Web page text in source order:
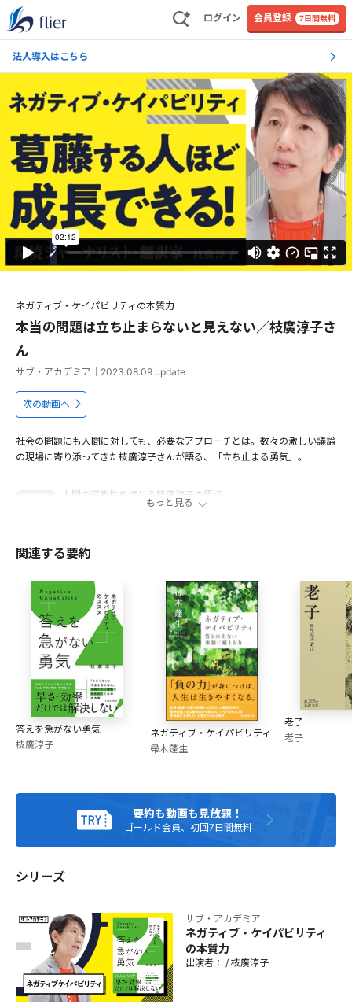
ログイン 会員登録 7日間無料
法人導入はこちら
ネガティブ・ケイパビリティの本質力
本当の問題は立ち止まらないと見えない／枝廣淳子さ
ん
サブ・アカデミア 2023.08.09 update
次の動画へ
社会の問題にも人間に対しても、必要なアプローチとは。数々の激しい議論
の現場に寄り添ってきた枝廣淳子さんが語る、「立ち止まる勇気」。
人間の可能性を信じる枝廣淳子の原点
06:56 「システム思考」とは何か？
08:20 収入が激減しても実践したかった生き方
出演者
枝廣淳子
大学院大学至善館 教授、幸せ経済社会研究所所長、有限会社
イーズ代表取締役、環境ジャーナリスト、翻訳家。 東京大学
大学院教育心理学専攻修士課程修了。『不都合な真実』（ア
ル・ゴア氏著）の翻訳をはじめ、環境・エネルギー問題に関
する講演、執筆、企業のCSRコンサルティング等の活動を通
じて、地球環境の現状や国内外の動きを発信。 システム思考
海道の下川町等、地方創生と地元経済を創りなおすプロジェ
クトにアドバイザーとしてかかわっている。
もっと見る
関連する要約
答えを急がない勇気
枝廣淳子
ネガティブ・ケイパビリティ
帚木蓬生
老子
老子
要約も動画も見放題！
ゴールド会員、初回7日間無料
シリーズ
サブ・アカデミア
ネガティブ・ケイパビリティ
の本質力
出演者： / 枝廣淳子